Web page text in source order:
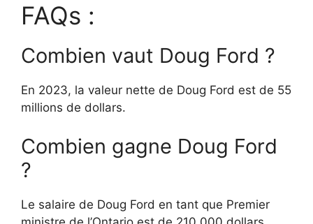
FAQs :
Combien vaut Doug Ford ?
En 2023, la valeur nette de Doug Ford est de 55
millions de dollars.
Combien gagne Doug Ford
?
Le salaire de Doug Ford en tant que Premier